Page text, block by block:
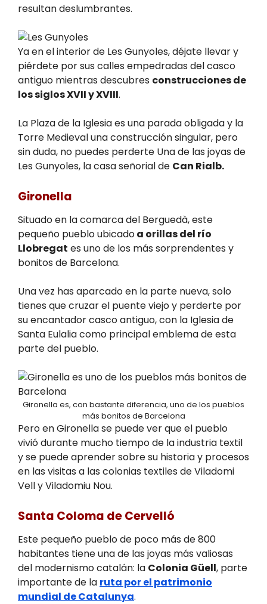
resultan deslumbrantes.
Ya en el interior de Les Gunyoles, déjate llevar y
piérdete por sus calles empedradas del casco
antiguo mientras descubres construcciones de
los siglos XVII y XVIII.
La Plaza de la Iglesia es una parada obligada y la
Torre Medieval una construcción singular, pero
sin duda, no puedes perderte Una de las joyas de
Les Gunyoles, la casa señorial de Can Rialb.
Gironella
Situado en la comarca del Berguedà, este
pequeño pueblo ubicadoa orillas del río
Llobregat es uno de los más sorprendentes y
bonitos de Barcelona.
Una vez has aparcado en la parte nueva, solo
tienes que cruzar el puente viejo y perderte por
su encantador casco antiguo, con la Iglesia de
Santa Eulalia como principal emblema de esta
parte del pueblo.
Gironella es, con bastante diferencia, uno de los pueblos
más bonitos de Barcelona
Pero en Gironella se puede ver que el pueblo
vivió durante mucho tiempo de la industria textil
y se puede aprender sobre su historia y procesos
en las visitas a las colonias textiles de Viladomi
Vell y Viladomiu Nou.
Santa Coloma de Cervelló
Este pequeño pueblo de poco más de 800
habitantes tiene una de las joyas más valiosas
del modernismo catalán: la Colonia Güell, parte
importante de la ruta por el patrimonio
mundial de Catalunya.